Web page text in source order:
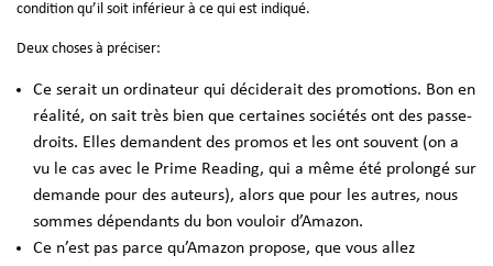
condition qu’il soit inférieur à ce qui est indiqué.
Deux choses à préciser:
Ce serait un ordinateur qui déciderait des promotions. Bon en
réalité, on sait très bien que certaines sociétés ont des passe-
droits. Elles demandent des promos et les ont souvent (on a
vu le cas avec le Prime Reading, qui a même été prolongé sur
demande pour des auteurs), alors que pour les autres, nous
sommes dépendants du bon vouloir d’Amazon.
Ce n’est pas parce qu’Amazon propose, que vous allez